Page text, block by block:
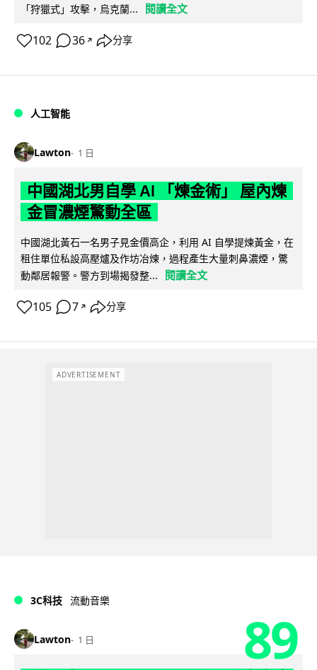
「狩獵式」攻擊，烏克蘭...
閱讀全文
102 36 ↗ 分享
人工智能
Lawton 1 日
中國湖北男自學 AI 「煉金術」 屋內煉
金冒濃煙驚動全區
中國湖北黃石一名男子見金價高企，利用 AI 自學提煉黃金，在
租住單位私設高壓爐及作坊冶煉，過程產生大量刺鼻濃煙，驚
動鄰居報警。警方到場揭發整...
閱讀全文
105 7 ↗ 分享
ADVERTISEMENT
3C科技 流動音樂
Lawton 1 日 89